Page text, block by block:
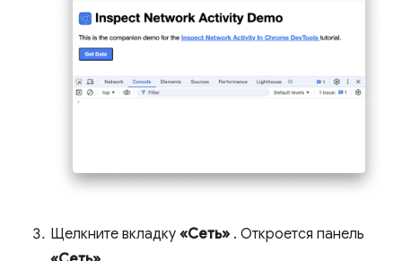
Щелкните вкладку «Сеть» . Откроется панель